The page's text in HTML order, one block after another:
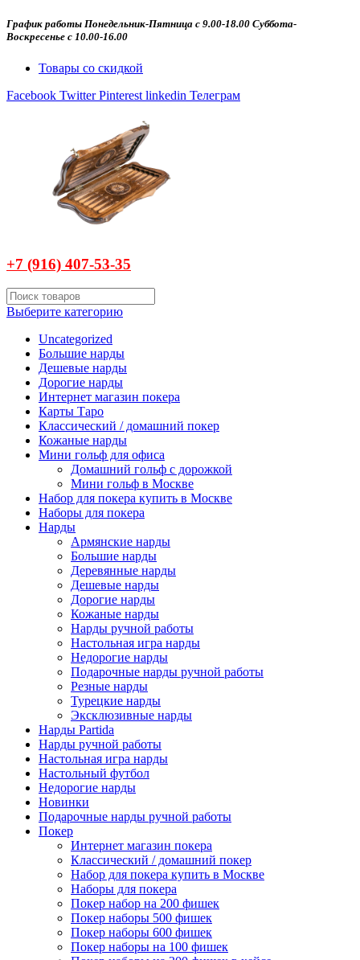
График работы Понедельник-Пятница с 9.00-18.00 Суббота-
Воскресенье с 10.00-16.00
Товары со скидкой
Facebook Twitter Pinterest linkedin Телеграм
+7 (916) 407-53-35
Выберите категорию
Uncategorized
Большие нарды
Дешевые нарды
Дорогие нарды
Интернет магазин покера
Карты Таро
Классический / домашний покер
Кожаные нарды
Мини гольф для офиса
Домашний гольф с дорожкой
Мини гольф в Москве
Набор для покера купить в Москве
Наборы для покера
Нарды
Армянские нарды
Большие нарды
Деревянные нарды
Дешевые нарды
Дорогие нарды
Кожаные нарды
Нарды ручной работы
Настольная игра нарды
Недорогие нарды
Подарочные нарды ручной работы
Резные нарды
Турецкие нарды
Эксклюзивные нарды
Нарды Partida
Нарды ручной работы
Настольная игра нарды
Настольный футбол
Недорогие нарды
Новинки
Подарочные нарды ручной работы
Покер
Интернет магазин покера
Классический / домашний покер
Набор для покера купить в Москве
Наборы для покера
Покер набор на 200 фишек
Покер наборы 500 фишек
Покер наборы 600 фишек
Покер наборы на 100 фишек